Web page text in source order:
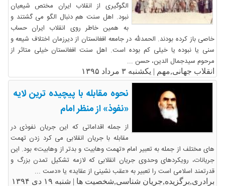
الگوگیری از انقلاب ایران مختص شیعیان
نبود. اهل سنت هم دنبال الگو می گشتند و
به همین خاطر روی انقلاب ایران حساب
خاصی باز کرده بودند. الحمدلله در جامعه افغانستان از دیرزمان اختلاف شیعه و
سنی یا نبوده یا خیلی کم بوده است. اهل سنت افغانستان خیلی متاثر از
مرحوم سیدجمال الدین، حسن ...
انقلاب جهانی,مهم | یکشنبه ۳ مرداد ۱۳۹۵
نحوه مقابله با پیچیده ترین لایه
«نفوذ» از منظر امام
از جمله اقداماتی که این جریان نفوذی در
مقابله با جریان انقلابی می کرد زدن تهمت
های مختلف از جمله به تعبیر امام «تهمت وهابیت و بدتر از وهابیت» بود. این
جریانات، رویکردهای وحدوی جریان انقلابی که لازمه تشکیل تمدن بزرگ و
قدرتمند اسلامی است را تعبیر به «عقب نشینی از عقاید» یا «دست ...
برادری,برگزیده,جریان شناسی,شخصیت ها | شنبه ۱۹ دی ۱۳۹۴